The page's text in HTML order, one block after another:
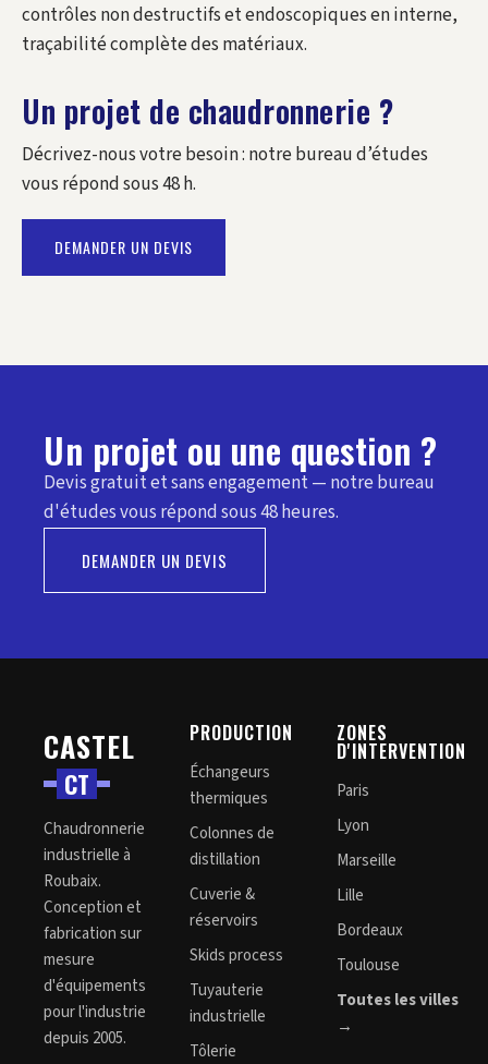
contrôles non destructifs et endoscopiques en interne,
traçabilité complète des matériaux.
Un projet de chaudronnerie ?
Décrivez-nous votre besoin : notre bureau d’études
vous répond sous 48 h.
DEMANDER UN DEVIS
Un projet ou une question ?
Devis gratuit et sans engagement — notre bureau
d'études vous répond sous 48 heures.
DEMANDER UN DEVIS
CASTEL
CT
Chaudronnerie
industrielle à
Roubaix.
Conception et
fabrication sur
mesure
d'équipements
pour l'industrie
depuis 2005.
PRODUCTION
Échangeurs
thermiques
Colonnes de
distillation
Cuverie &
réservoirs
Skids process
Tuyauterie
industrielle
Tôlerie
ZONES
D'INTERVENTION
Paris
Lyon
Marseille
Lille
Bordeaux
Toulouse
Toutes les villes
→